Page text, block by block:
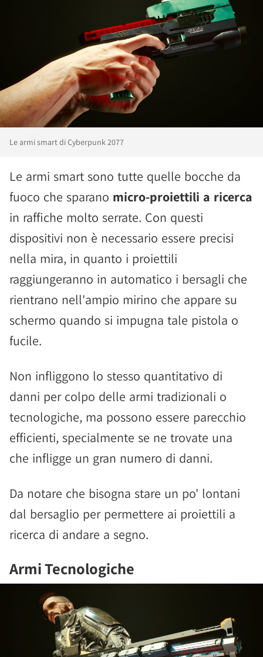
Le armi smart di Cyberpunk 2077
Le armi smart sono tutte quelle bocche da
fuoco che sparano micro-proiettili a ricerca
in raffiche molto serrate. Con questi
dispositivi non è necessario essere precisi
nella mira, in quanto i proiettili
raggiungeranno in automatico i bersagli che
rientrano nell'ampio mirino che appare su
schermo quando si impugna tale pistola o
fucile.
Non infliggono lo stesso quantitativo di
danni per colpo delle armi tradizionali o
tecnologiche, ma possono essere parecchio
efficienti, specialmente se ne trovate una
che infligge un gran numero di danni.
Da notare che bisogna stare un po' lontani
dal bersaglio per permettere ai proiettili a
ricerca di andare a segno.
Armi Tecnologiche